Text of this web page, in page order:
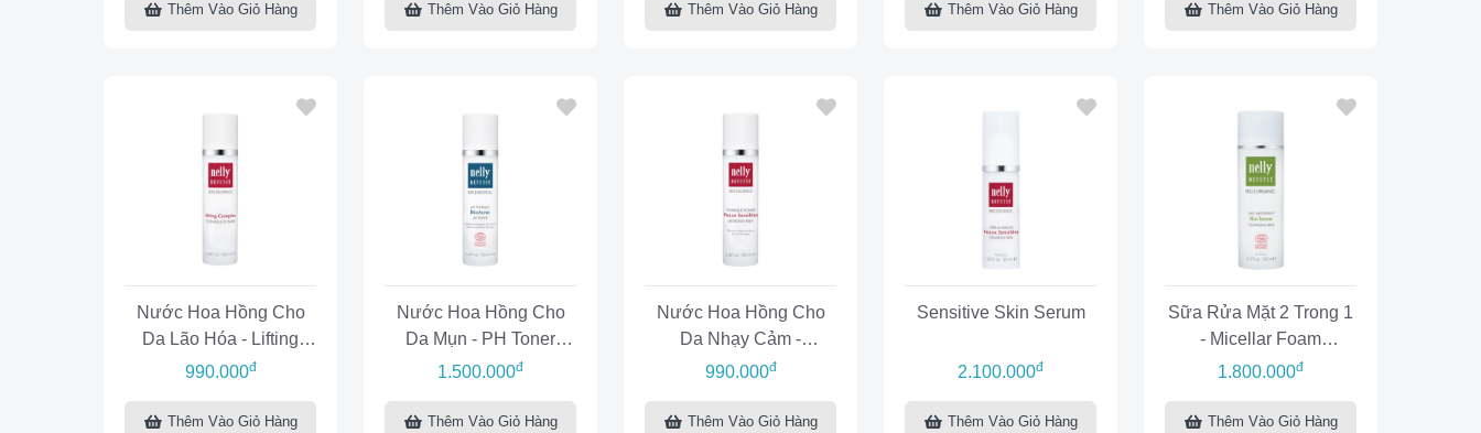
Thêm Vào Giỏ Hàng Thêm Vào Giỏ Hàng Thêm Vào Giỏ Hàng Thêm Vào Giỏ Hàng Thêm Vào Giỏ Hàng
Nước Hoa Hồng Cho
Da Lão Hóa - Lifting
Complex Toner
990.000đ
Thêm Vào Giỏ Hàng
Nước Hoa Hồng Cho
Da Mụn - PH Toner
BioAcne
1.500.000đ
Thêm Vào Giỏ Hàng
Nước Hoa Hồng Cho
Da Nhạy Cảm -
Sensitive Skin Toner
990.000đ
Thêm Vào Giỏ Hàng
Sensitive Skin Serum
2.100.000đ
Thêm Vào Giỏ Hàng
Sữa Rửa Mặt 2 Trong 1
- Micellar Foam
Biotense
1.800.000đ
Thêm Vào Giỏ Hàng